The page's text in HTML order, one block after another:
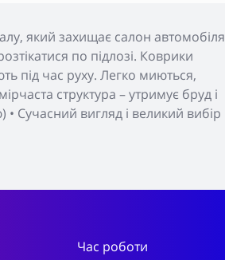
який захищає салон автомобіля
по підлозі. Коврики
під час руху. Легко миються,
структура – утримує бруд і
• Сучасний вигляд і великий вибір
Час роботи